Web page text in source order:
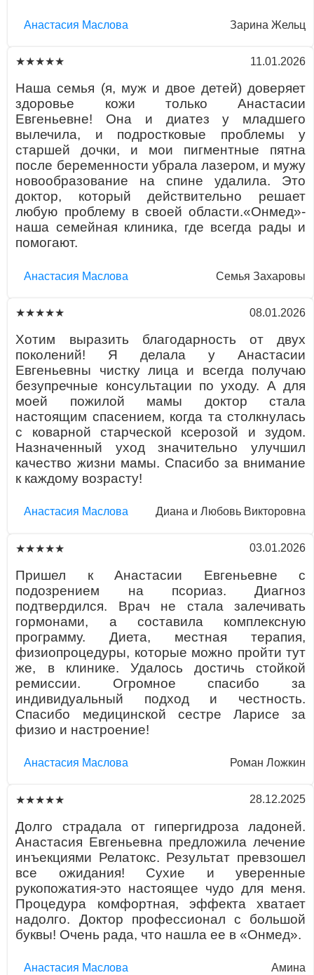
Aнaстaсия Маслова Зарина Жельц
★★★★★ 11.01.2026
Наша семья (я, муж и двое детей) доверяет
здоровье кожи только Анастасии
Евгеньевне! Она и диатез у младшего
вылечила, и подростковые проблемы у
старшей дочки, и мои пигментные пятна
после беременности убрала лазером, и мужу
новообразование на спине удалила. Это
доктор, который действительно решает
любую проблему в своей области.«Онмед»-
наша семейная клиника, где всегда рады и
помогают.
Aнaстaсия Маслова Семья Захаровы
★★★★★ 08.01.2026
Хотим выразить благодарность от двух
поколений! Я делала у Анастасии
Евгеньевны чистку лица и всегда получаю
безупречные консультации по уходу. А для
моей пожилой мамы доктор стала
настоящим спасением, когда та столкнулась
с коварной старческой ксерозой и зудом.
Назначенный уход значительно улучшил
качество жизни мамы. Спасибо за внимание
к каждому возрасту!
Aнaстaсия Маслова Диана и Любовь Викторовна
★★★★★ 03.01.2026
Пришел к Анастасии Евгеньевне с
подозрением на псориаз. Диагноз
подтвердился. Врач не стала залечивать
гормонами, а составила комплексную
программу. Диета, местная терапия,
физиопроцедуры, которые можно пройти тут
же, в клинике. Удалось достичь стойкой
ремиссии. Огромное спасибо за
индивидуальный подход и честность.
Спасибо медицинской сестре Ларисе за
физио и настроение!
Aнaстaсия Маслова Роман Ложкин
★★★★★ 28.12.2025
Долго страдала от гипергидроза ладоней.
Анастасия Евгеньевна предложила лечение
инъекциями Релатокс. Результат превзошел
все ожидания! Сухие и уверенные
рукопожатия-это настоящее чудо для меня.
Процедура комфортная, эффекта хватает
надолго. Доктор профессионал с большой
буквы! Очень рада, что нашла ее в «Онмед».
Aнaстaсия Маслова Амина